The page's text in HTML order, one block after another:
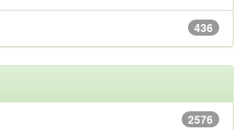
436
2576